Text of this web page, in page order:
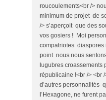
roucoulements<br />
minimum de projet de
/> s’aperçoit que des
vos gosiers ! Moi
compatriotes
point nous nous
lugubres croassements
républicaine !<br /> <br
d’autres personnalités
l’Hexagone, ne furent